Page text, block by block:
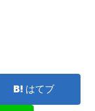
はてブ